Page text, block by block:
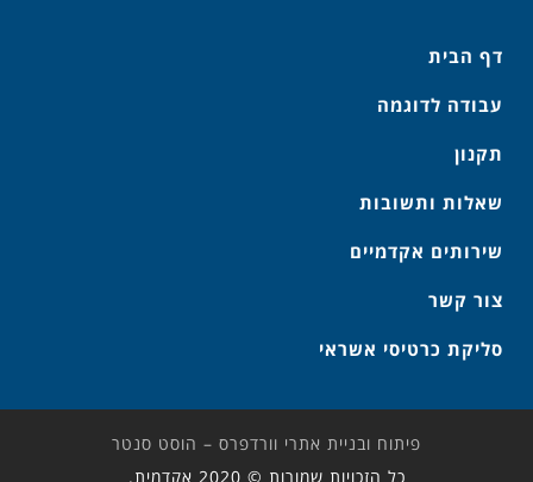
דף הבית
עבודה לדוגמה
תקנון
שאלות ותשובות
שירותים אקדמיים
צור קשר
סליקת כרטיסי אשראי
פיתוח ובניית אתרי וורדפרס – הוסט סנטר
כל הזכויות שמורות © 2020 אקדמית.